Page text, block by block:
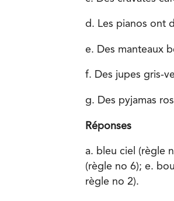
d. Les pianos ont
e. Des manteaux
f. Des jupes gris-
g. Des pyjamas
Réponses
a. bleu ciel (règle
(règle no 6); e.
règle no 2).